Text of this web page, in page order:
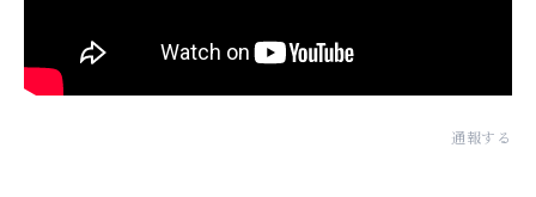
通報する